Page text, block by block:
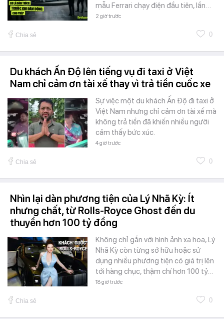
mẫu Ferrari chạy điện đầu tiên, lần…
2 giờ trước
Chia sẻ 0
Du khách Ấn Độ lên tiếng vụ đi taxi ở Việt
Nam chỉ cảm ơn tài xế thay vì trả tiền cuốc xe
Sự việc một du khách Ấn Độ đi taxi ở
Việt Nam nhưng chỉ cảm ơn tài xế mà
không trả tiền đã khiến nhiều người
cảm thấy bức xúc.
4 giờ trước
Chia sẻ 0
Nhìn lại dàn phương tiện của Lý Nhã Kỳ: Ít
nhưng chất, từ Rolls-Royce Ghost đến du
thuyền hơn 100 tỷ đồng
Không chỉ gắn với hình ảnh xa hoa, Lý
Nhã Kỳ còn từng sở hữu hoặc sử
dụng nhiều phương tiện có giá trị lên
tới hàng chục, thậm chí hơn 100 tỷ…
18 giờ trước
Chia sẻ 0